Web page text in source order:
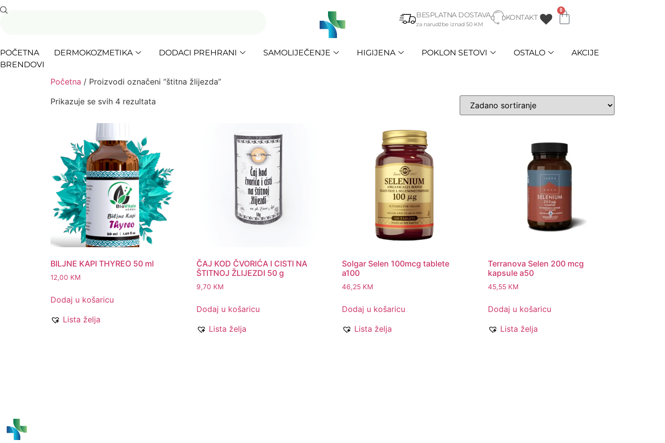
BESPLATNA DOSTAVA
za narudžbe iznad 50 KM
KONTAKT
0
POČETNA DERMOKOZMETIKA DODACI PREHRANI SAMOLIJEČENJE HIGIJENA POKLON SETOVI OSTALO
AKCIJE
BRENDOVI
Početna / Proizvodi označeni “štitna žlijezda”
Prikazuje se svih 4 rezultata
BILJNE KAPI THYREO 50 ml
12,00 KM
Dodaj u košaricu
Lista želja
ČAJ KOD ČVORIĆA I CISTI NA
ŠTITNOJ ŽLIJEZDI 50 g
9,70 KM
Dodaj u košaricu
Lista želja
Solgar Selen 100mcg tablete
a100
46,25 KM
Dodaj u košaricu
Lista želja
Terranova Selen 200 mcg
kapsule a50
45,55 KM
Dodaj u košaricu
Lista želja